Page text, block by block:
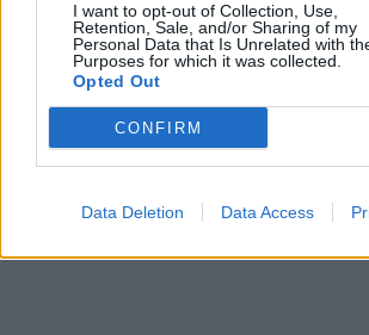
I want to opt-out of Collection, Use,
Retention, Sale, and/or Sharing of my
Personal Data that Is Unrelated with
Purposes for which it was collected.
Opted Out
CONFIRM
Data Deletion Data Access